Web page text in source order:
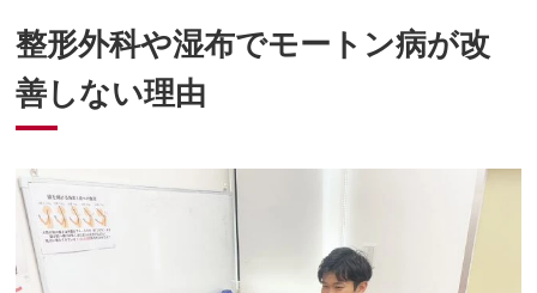
整形外科や湿布でモートン病が改
善しない理由